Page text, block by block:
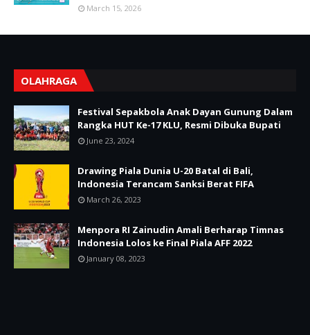
March 15, 2026
OLAHRAGA
Festival Sepakbola Anak Dayan Gunung Dalam
Rangka HUT Ke-17 KLU, Resmi Dibuka Bupati
June 23, 2024
Drawing Piala Dunia U-20 Batal di Bali,
Indonesia Terancam Sanksi Berat FIFA
March 26, 2023
Menpora RI Zainudin Amali Berharap Timnas
Indonesia Lolos ke Final Piala AFF 2022
January 08, 2023